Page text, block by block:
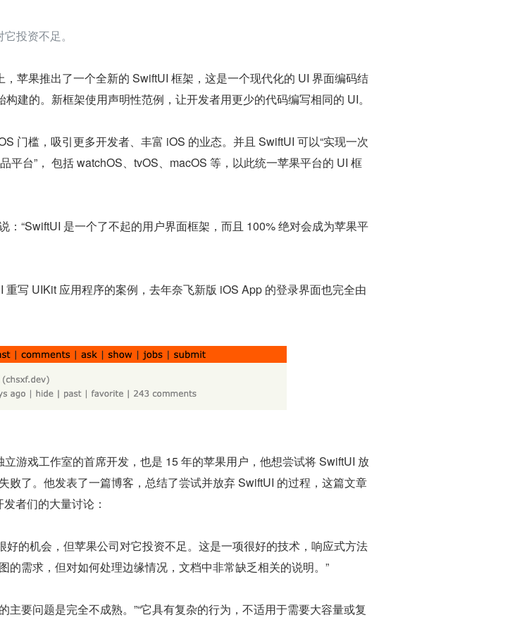
投资不足。
苹果推出了一个全新的 SwiftUI 框架，这是一个现代化的 UI 界面编码结
建的。新框架使用声明性范例，让开发者用更少的代码编写相同的 UI。
门槛，吸引更多开发者、丰富 iOS 的业态。并且 SwiftUI 可以“实现一次
平台”， 包括 watchOS、tvOS、macOS 等，以此统一苹果平台的 UI 框
：“SwiftUI 是一个了不起的用户界面框架，而且 100% 绝对会成为苹果平
重写 UIKit 应用程序的案例，去年奈飞新版 iOS App 的登录界面也完全由
游戏工作室的首席开发，也是 15 年的苹果用户，他想尝试将 SwiftUI 放
败了。他发表了一篇博客，总结了尝试并放弃 SwiftUI 的过程，这篇文章
者们的大量讨论：
好的机会，但苹果公司对它投资不足。这是一项很好的技术，响应式方法
的需求，但对如何处理边缘情况，文档中非常缺乏相关的说明。”
主要问题是完全不成熟。”“它具有复杂的行为，不适用于需要大容量或复